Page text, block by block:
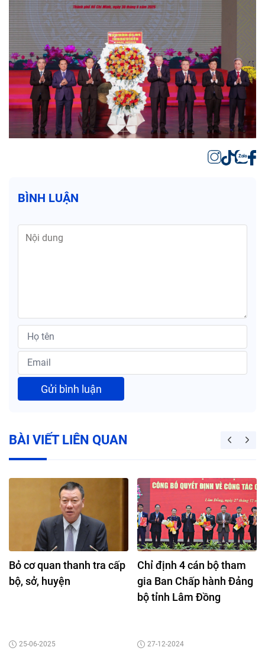
BÌNH LUẬN
Gửi bình luận
BÀI VIẾT LIÊN QUAN
Bỏ cơ quan thanh tra cấp
bộ, sở, huyện
25-06-2025
Chỉ định 4 cán bộ tham
gia Ban Chấp hành Đảng
bộ tỉnh Lâm Đồng
27-12-2024